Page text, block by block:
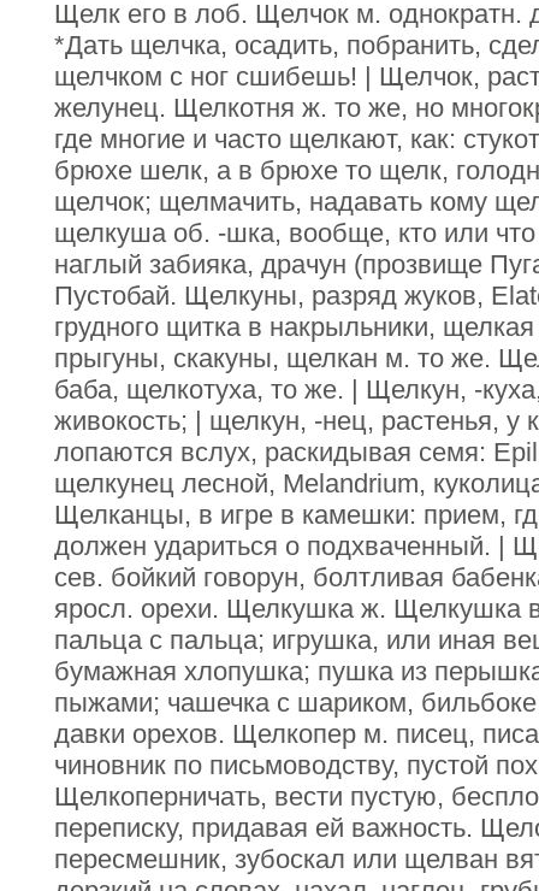
Щелк его в лоб. Щелчок м. однократн.
*Дать щелчка, осадить, побранить,
щелчком с ног сшибешь! | Щелчок,
желунец. Щелкотня ж. то же, но
где многие и часто щелкают, как:
брюхе шелк, а в брюхе то щелк,
щелчок; щелмачить, надавать кому
щелкуша об. -шка, вообще, кто или
наглый забияка, драчун (прозвище
Пустобай. Щелкуны, разряд жуков,
грудного щитка в накрыльники,
прыгуны, скакуны, щелкан м. то же.
баба, щелкотуха, то же. | Щелкун, -
живокость; | щелкун, -нец, растенья, у
лопаются вслух, раскидывая семя:
щелкунец лесной, Melandrium,
Щелканцы, в игре в камешки: прием,
должен удариться о подхваченный. |
сев. бойкий говорун, болтливая
яросл. орехи. Щелкушка ж. Щелкушка
пальца с пальца; игрушка, или иная
бумажная хлопушка; пушка из
пыжами; чашечка с шариком,
давки орехов. Щелкопер м. писец,
чиновник по письмоводству, пустой
Щелкоперничать, вести пустую,
переписку, придавая ей важность.
пересмешник, зубоскал или щелван